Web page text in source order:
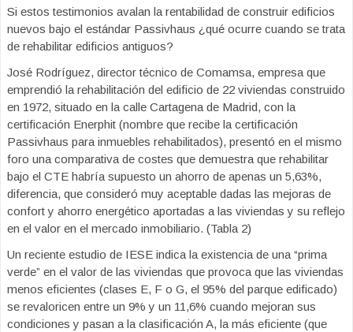
Si estos testimonios avalan la rentabilidad de construir edificios
nuevos bajo el estándar Passivhaus ¿qué ocurre cuando se trata
de rehabilitar edificios antiguos?
José Rodríguez, director técnico de Comamsa, empresa que
emprendió la rehabilitación del edificio de 22 viviendas construido
en 1972, situado en la calle Cartagena de Madrid, con la
certificación Enerphit (nombre que recibe la certificación
Passivhaus para inmuebles rehabilitados), presentó en el mismo
foro una comparativa de costes que demuestra que rehabilitar
bajo el CTE habría supuesto un ahorro de apenas un 5,63%,
diferencia, que consideró muy aceptable dadas las mejoras de
confort y ahorro energético aportadas a las viviendas y su reflejo
en el valor en el mercado inmobiliario. (Tabla 2)
Un reciente estudio de IESE indica la existencia de una “prima
verde” en el valor de las viviendas que provoca que las viviendas
menos eficientes (clases E, F o G, el 95% del parque edificado)
se revaloricen entre un 9% y un 11,6% cuando mejoran sus
condiciones y pasan a la clasificación A, la más eficiente (que